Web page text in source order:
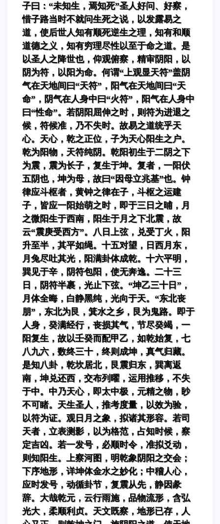
子曰：“未知生，焉知死”圣人好问、好察，
惜子路当时不就问生死之说，以发露易之
道，使后世人知有顺死逆生之理，知有和顺
道德之义，知有穷理尽性以至于命之道。是
以圣人之降世也，仰观俯察，精审阴阳，以
阴为符，以阳为命。何谓“上观显天符”盖阴
气在天地间曰“天符”，阳气在天地间曰“天
命”，阴气在人身中曰“火符”，阳气在人身中
曰“性命”。若阴阳屈伸之时，则符为进退之
候，符候准，乃不失时。故易之道统乎天
心。天心，乾之正位，子为天心阳生之户。
乾为阳物，天符纯阴。乾阳初生于二阴之下
为震，震为长子，复生于坤。复者，一阳伏
五阴也，坤为母，故曰“因母立兆基”也。钟
律应斗枢者，黄钟之律在子，斗枢之运建
子，皆应一阳始萌之时，即于三日之晡，月
之微阳生于西南，阳生于月之下北震，故
云“震庚受西方”。八日上弦，兑受丁火，阳
升至半，其平如绳。十五对望，日西月东，
月兔尽吐其光，阳满卦体成乾。十六平明，
巽见于辛，阴符包阳，使无奔逸。二十三
日，阴符半裹，光止下弦。“坤乙三十日”，
月体全晦，白静黑纯，光向于天。“东北丧
朋”，东北为艮，箕水之乡，艮为鬼路。即于
人身，癸满经行，丧损其气，节尽癸竭，一
阳复生，故以壬癸而配甲乙，如乾始复，七
八九六，数终三十，终则成坤，真气归藏。
是知八卦，乾坎居北，艮震归东，巽离返
南，坤兑还西，交布列曜，运用推移，不失
于中。中乃天心，即太中极，元精之物，眇
不可睹。天生圣人，推考度量，以效为验，
以符为证。观日月之象，拟诸其形容。若司
天者，立表测影，以为格范，占知时候，察
定吉凶。若一发号，必顺时令，准拟爻动，
则知阳生。上察河图，明乾象阴阳之交会；
下序地形，详坤体金水之妙化；中稽人心，
应时发号，动循卦节，复震从先，静因彖
辞。大哉乾元，云行雨施，品物流形，含弘
光大，柔顺利贞。天文既察，地形已存，人